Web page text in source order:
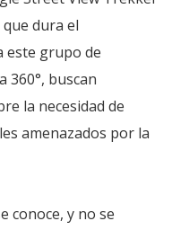
dura el
este grupo de
360°, buscan
la necesidad de
amenazados por la
conoce, y no se